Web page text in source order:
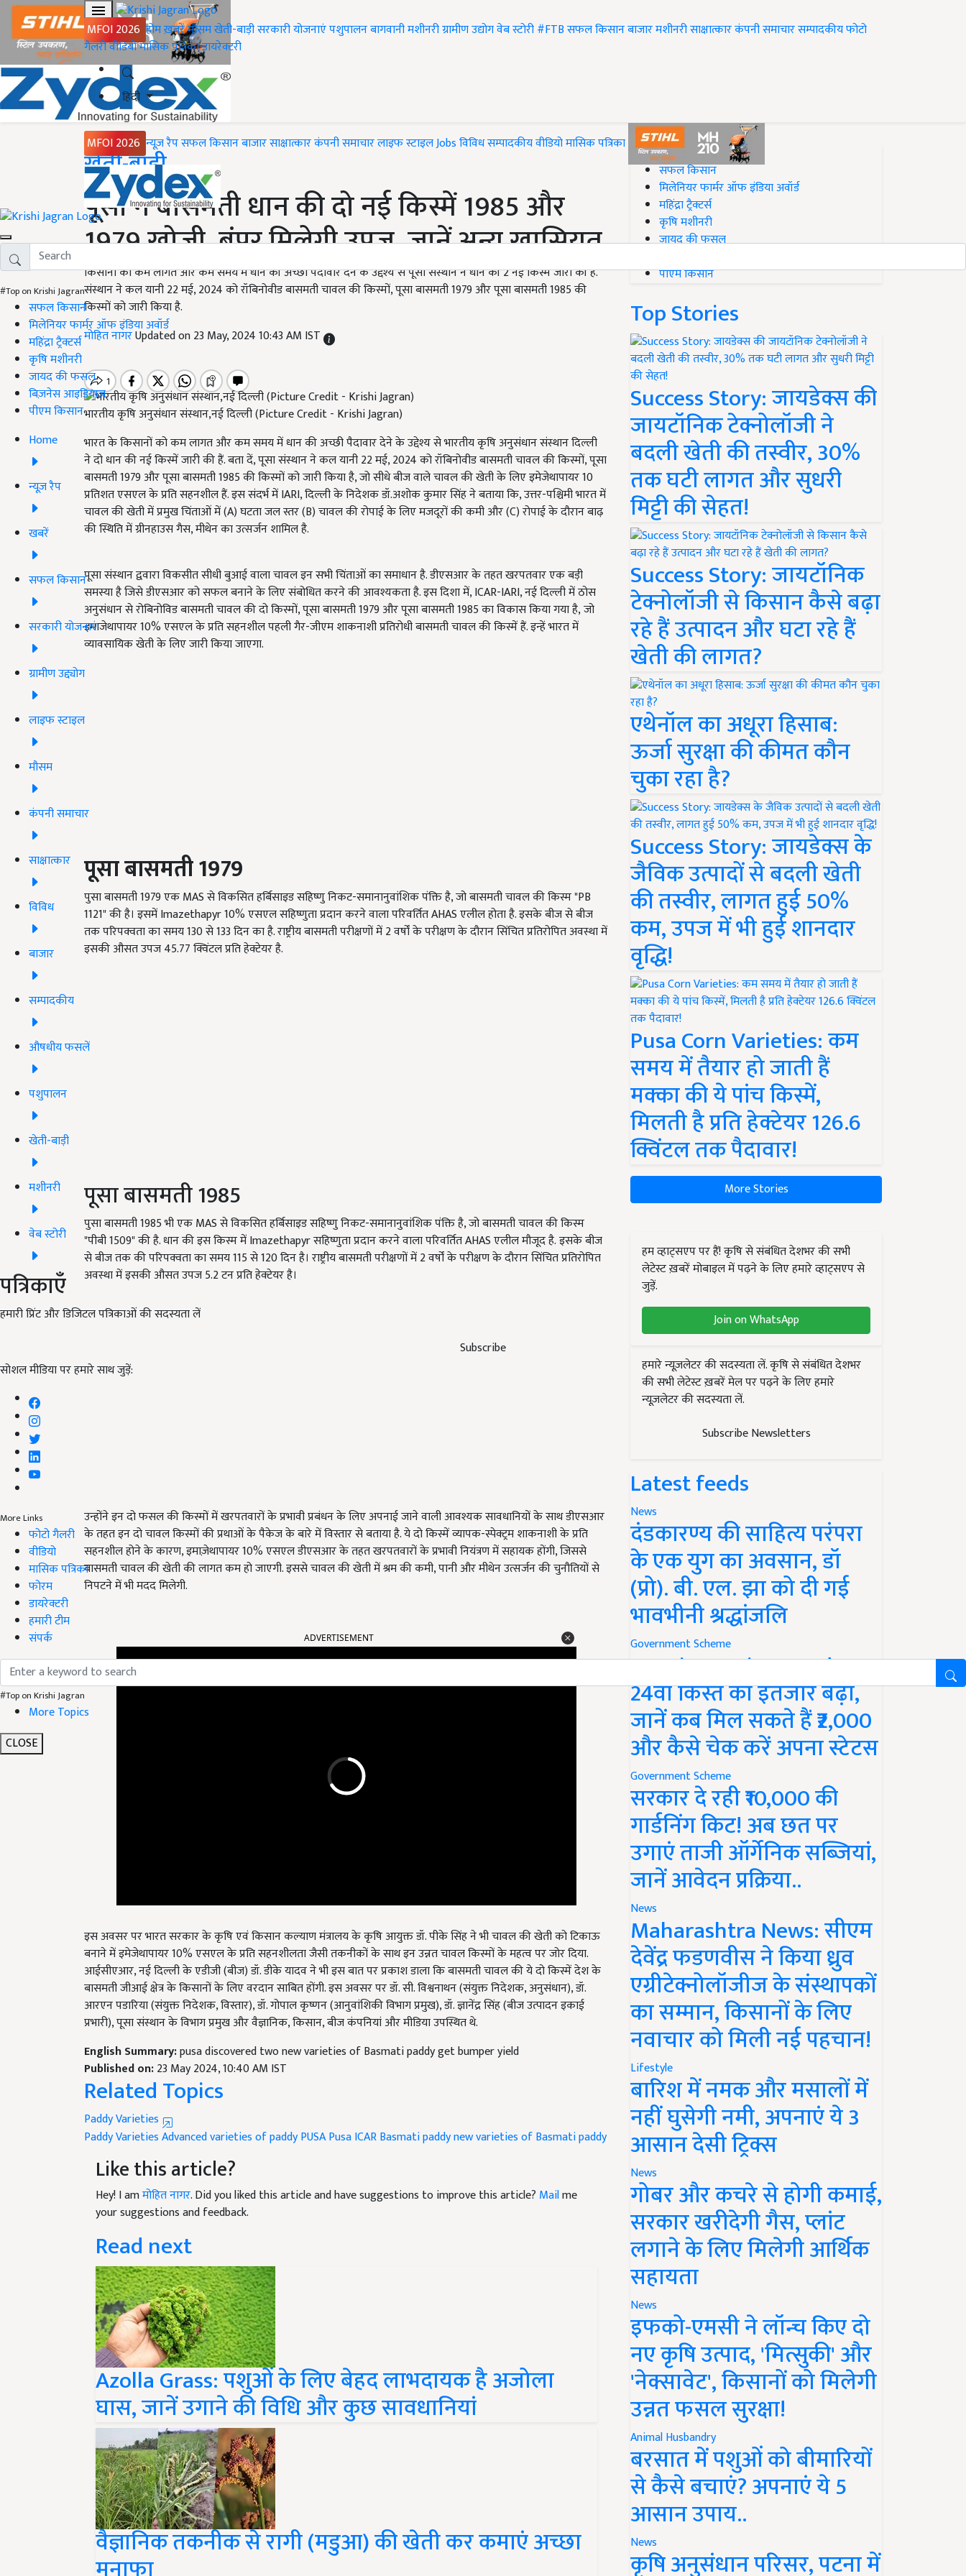
MFOI 2026 होमख़बरेंमौसमखेती-बाड़ीसरकारी योजनाएंपशुपालनबागवानीमशीनरीग्रामीण उद्योगवेब स्टोरी#FTBसफल किसानबाजारमशीनरीसाक्षात्कारकंपनी समाचारसम्पादकीयफोटो
गैलरीवीडियोमासिक पत्रिकाडायरेक्टरी
हिंदी
MFOI 2026 न्यूज़ रैपसफल किसानबाजारसाक्षात्कारकंपनी समाचारलाइफ स्टाइलJobsविविधसम्पादकीयवीडियोमासिक पत्रिका
#Top on Krishi Jagran
सफल किसान
मिलेनियर फार्मर ऑफ इंडिया अवॉर्ड
महिंद्रा ट्रैक्टर्स
कृषि मशीनरी
जायद की फसल
बिज़नेस आइडियाज
पीएम किसान
Home
न्यूज़ रैप
खबरें
सफल किसान
सरकारी योजनाएं
ग्रामीण उद्द्योग
लाइफ स्टाइल
मौसम
कंपनी समाचार
साक्षात्कार
विविध
बाजार
सम्पादकीय
औषधीय फसलें
पशुपालन
खेती-बाड़ी
मशीनरी
वेब स्टोरी
पत्रिकाएँ
हमारी प्रिंट और डिजिटल पत्रिकाओं की सदस्यता लें
Subscribe
सोशल मीडिया पर हमारे साथ जुड़ें:
More Links
फोटो गैलरी
वीडियो
मासिक पत्रिका
फोरम
डायरेक्टरी
हमारी टीम
संपर्क
#Top on Krishi Jagran
More Topics
CLOSE
Home
खेती-बाड़ी
पूसा ने बासमती धान की दो नई किस्में 1985 और
1979 खोजी, बंपर मिलेगी उपज, जानें अन्य खासियत
किसानों को कम लागत और कम समय में धान की अच्छी पैदावार देने के उद्देश्य से पूसा संस्थान ने धान की 2 नई किस्में जारी की हैं.
संस्थान ने कल यानी 22 मई, 2024 को रॉबिनोवीड बासमती चावल की किस्मों, पूसा बासमती 1979 और पूसा बासमती 1985 की
किस्मों को जारी किया है.
मोहित नागरUpdated on 23 May, 2024 10:43 AM IST
भारतीय कृषि अनुसंधान संस्थान,नई दिल्ली (Picture Credit - Krishi Jagran)
भारत केकिसानों को कम लागत और कम समय मेंधान की अच्छी पैदावार देने के उद्देश्य सेभारतीय कृषि अनुसंधान संस्थान दिल्ली
ने दो धान की नई किस्में जारी की हैं. बता दें, पूसा संस्थान नेकल यानी 22 मई, 2024 को रॉबिनोवीड बासमती चावल की किस्मों, पूसा
बासमती 1979 और पूसा बासमती 1985 की किस्मों को जारी किया है, जो सीधे बीज वाले चावल की खेती के लिए इमेजेथापायर 10
प्रतिशत एसएल के प्रति सहनशील हैं. इस संदर्भ में IARI, दिल्ली के निदेशक डॉ.अशोक कुमार सिंह ने बताया कि, उत्तर-पश्चिमी भारत में
चावल की खेती में प्रमुख चिंताओं में (A) घटता जल स्तर (B) चावल की रोपाई के लिए मजदूरों की कमी और (C) रोपाई के दौरान बाढ़
की स्थिति में ग्रीनहाउस गैस, मीथेन का उत्सर्जन शामिल है.
पूसा संस्थान द्ववारा विकसीत सीधी बुआई वाला चावल इन सभी चिंताओं का समाधान है. डीएसआर के तहत खरपतवार एक बड़ी
समस्या है जिसे डीएसआर को सफल बनाने के लिए संबोधित करने की आवश्यकता है. इस दिशा में, ICAR-IARI, नई दिल्ली में ठोस
अनुसंधान से रोबिनोविड बासमती चावल की दो किस्मों, पूसा बासमती 1979 और पूसा बासमती 1985 का विकास किया गया है, जो
इमाजेथापायर 10% एसएल के प्रति सहनशील पहली गैर-जीएम शाकनाशी प्रतिरोधी बासमती चावल की किस्में हैं. इन्हें भारत में
व्यावसायिक खेती के लिए जारी किया जाएगा.
पूसा बासमती 1979
पुसा बासमती 1979 एक MAS से विकसित हर्बिसाइड सहिष्णु निकट-समानानुवांशिक पंक्ति है, जो बासमती चावल की किस्म "PB
1121" की है। इसमें Imazethapyr 10% एसएल सहिष्णुता प्रदान करने वाला परिवर्तित AHAS एलील होता है. इसके बीज से बीज
तक परिपक्वता का समय 130 से 133 दिन का है. राष्ट्रीय बासमती परीक्षणों में 2 वर्षों के परीक्षण के दौरान सिंचित प्रतिरोपित अवस्था में
इसकी औसत उपज 45.77 क्विंटल प्रति हेक्टेयर है.
पूसा बासमती 1985
पुसा बासमती 1985 भी एक MAS से विकसित हर्बिसाइड सहिष्णु निकट-समानानुवांशिक पंक्ति है, जो बासमती चावल की किस्म
"पीबी 1509" की है. धान की इस किस्म में Imazethapyr सहिष्णुता प्रदान करने वाला परिवर्तित AHAS एलील मौजूद है. इसके बीज
से बीज तक की परिपक्वता का समय 115 से 120 दिन है। राष्ट्रीय बासमती परीक्षणों में 2 वर्षों के परीक्षण के दौरान सिंचित प्रतिरोपित
अवस्था में इसकी औसत उपज 5.2 टन प्रति हेक्टेयर है।
उन्होंने इन दो फसल की किस्मों में खरपतवारों के प्रभावी प्रबंधन के लिए अपनाई जाने वाली आवश्यक सावधानियों के साथ डीएसआर
के तहत इन दो चावल किस्मों की प्रथाओं के पैकेज के बारे में विस्तार से बताया है. ये दो किस्में व्यापक-स्पेक्ट्रम शाकनाशी के प्रति
सहनशील होने के कारण, इमाज़ेथापायर 10% एसएल डीएसआर के तहत खरपतवारों के प्रभावी नियंत्रण में सहायक होंगी, जिससे
बासमती चावल की खेती की लागत कम हो जाएगी. इससे चावल की खेती में श्रम की कमी, पानी और मीथेन उत्सर्जन की चुनौतियों से
निपटने में भी मदद मिलेगी.
ADVERTISEMENT
इस अवसर पर भारत सरकार के कृषि एवं किसान कल्याण मंत्रालय के कृषि आयुक्त डॉ. पीके सिंह ने भी चावल की खेती को टिकाऊ
बनाने में इमेजेथापायर 10% एसएल के प्रति सहनशीलता जैसी तकनीकों के साथ इन उन्नत चावल किस्मों के महत्व पर जोर दिया.
आईसीएआर, नई दिल्ली के एडीजी (बीज) डॉ. डीके यादव ने भी इस बात पर प्रकाश डाला कि बासमती चावल की ये दो किस्में देश के
बासमती जीआई क्षेत्र के किसानों के लिए वरदान साबित होंगी. इस अवसर पर डॉ. सी. विश्वनाथन (संयुक्त निदेशक, अनुसंधान), डॉ.
आरएन पडारिया (संयुक्त निदेशक, विस्तार), डॉ. गोपाल कृष्णन (आनुवांशिकी विभाग प्रमुख), डॉ. ज्ञानेंद्र सिंह (बीज उत्पादन इकाई
प्रभारी), पूसा संस्थान के विभाग प्रमुख और वैज्ञानिक, किसान, बीज कंपनियां और मीडिया उपस्थित थे.
English Summary:pusa discovered two new varieties of Basmati paddy get bumper yield
Published on:23 May 2024, 10:40 AM IST
Related Topics
Paddy Varieties
Paddy VarietiesAdvanced varieties of paddyPUSAPusa ICARBasmati paddynew varieties of Basmati paddy
Like this article?
Hey! I amमोहित नागर. Did you liked this article and have suggestions to improve this article? Mailme
your suggestions and feedback.
Read next
Azolla Grass: पशुओं के लिए बेहद लाभदायक है अजोला
घास, जानें उगाने की विधि और कुछ सावधानियां
वैज्ञानिक तकनीक से रागी (मडुआ) की खेती कर कमाएं अच्छा
#Top on Krishi Jagran
सफल किसान
मिलेनियर फार्मर ऑफ इंडिया अवॉर्ड
महिंद्रा ट्रैक्टर्स
कृषि मशीनरी
जायद की फसल
पीएम किसान
Top Stories
Success Story: जायडेक्स की
जायटॉनिक टेक्नोलॉजी ने
बदली खेती की तस्वीर, 30%
तक घटी लागत और सुधरी
मिट्टी की सेहत!
Success Story: जायटॉनिक
टेक्नोलॉजी से किसान कैसे बढ़ा
रहे हैं उत्पादन और घटा रहे हैं
खेती की लागत?
एथेनॉल का अधूरा हिसाब:
ऊर्जा सुरक्षा की कीमत कौन
चुका रहा है?
Success Story: जायडेक्स के
जैविक उत्पादों से बदली खेती
की तस्वीर, लागत हुई 50%
कम, उपज में भी हुई शानदार
वृद्धि!
Pusa Corn Varieties: कम
समय में तैयार हो जाती हैं
मक्का की ये पांच किस्में,
मिलती है प्रति हेक्टेयर 126.6
क्विंटल तक पैदावार!
More Stories
हम व्हाट्सएप पर हैं! कृषि से संबंधित देशभर की सभी
लेटेस्ट ख़बरें मोबाइल में पढ़ने के लिए हमारे व्हाट्सएप से
जुड़ें.
Join on WhatsApp
हमारे न्यूज़लेटर की सदस्यता लें. कृषि से संबंधित देशभर
की सभी लेटेस्ट ख़बरें मेल पर पढ़ने के लिए हमारे
न्यूज़लेटर की सदस्यता लें.
Subscribe Newsletters
Latest feeds
News
दंडकारण्य की साहित्य परंपरा
के एक युग का अवसान, डॉ
(प्रो). बी. एल. झा को दी गई
भावभीनी श्रद्धांजलि
Government Scheme
PM Kisan Yojana Update:
24वीं किस्त का इंतजार बढ़ा,
जानें कब मिल सकते हैं ₹2,000
और कैसे चेक करें अपना स्टेटस
Government Scheme
सरकार दे रही ₹10,000 की
गार्डनिंग किट! अब छत पर
उगाएं ताजी ऑर्गेनिक सब्जियां,
जानें आवेदन प्रक्रिया..
News
Maharashtra News: सीएम
देवेंद्र फडणवीस ने किया ध्रुव
एग्रीटेक्नोलॉजीज के संस्थापकों
का सम्मान, किसानों के लिए
नवाचार को मिली नई पहचान!
Lifestyle
बारिश में नमक और मसालों में
नहीं घुसेगी नमी, अपनाएं ये 3
आसान देसी ट्रिक्स
News
गोबर और कचरे से होगी कमाई,
सरकार खरीदेगी गैस, प्लांट
लगाने के लिए मिलेगी आर्थिक
सहायता
News
इफको-एमसी ने लॉन्च किए दो
नए कृषि उत्पाद, 'मित्सुकी' और
'नेक्सावेट', किसानों को मिलेगी
उन्नत फसल सुरक्षा!
Animal Husbandry
बरसात में पशुओं को बीमारियों
से कैसे बचाएं? अपनाएं ये 5
आसान उपाय..
News
कृषि अनुसंधान परिसर, पटना में